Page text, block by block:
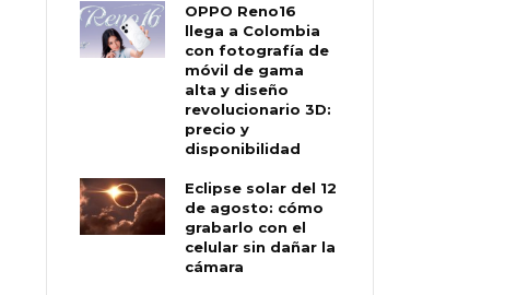
OPPO Reno16
llega a Colombia
con fotografía de
móvil de gama
alta y diseño
revolucionario 3D:
precio y
disponibilidad
Eclipse solar del 12
de agosto: cómo
grabarlo con el
celular sin dañar la
cámara